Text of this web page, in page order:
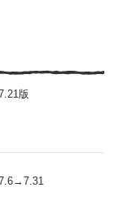
版